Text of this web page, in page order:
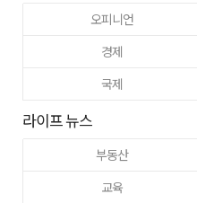
오피니언
경제
국제
라이프 뉴스
부동산
교육